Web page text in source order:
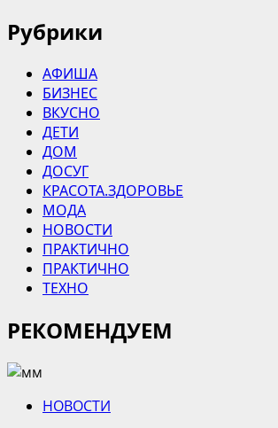
Рубрики
АФИША
БИЗНЕС
ВКУСНО
ДЕТИ
ДОМ
ДОСУГ
КРАСОТА.ЗДОРОВЬЕ
МОДА
НОВОСТИ
ПРАКТИЧНО
ПРАКТИЧНО
ТЕХНО
РЕКОМЕНДУЕМ
НОВОСТИ